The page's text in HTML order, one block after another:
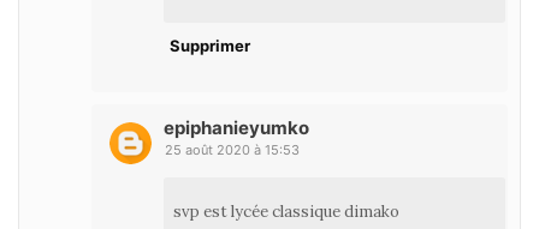
Supprimer
epiphanieyumko
25 août 2020 à 15:53
svp est lycée classique dimako